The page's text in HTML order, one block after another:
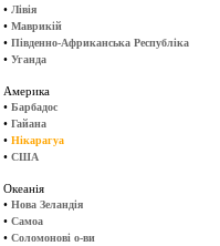
• Лівія
• Маврикій
• Південно-Африканська Республіка
• Уганда
Америка
• Барбадос
• Гайана
• Нікарагуа
• США
Океанія
• Нова Зеландія
• Самоа
• Соломонові о-ви